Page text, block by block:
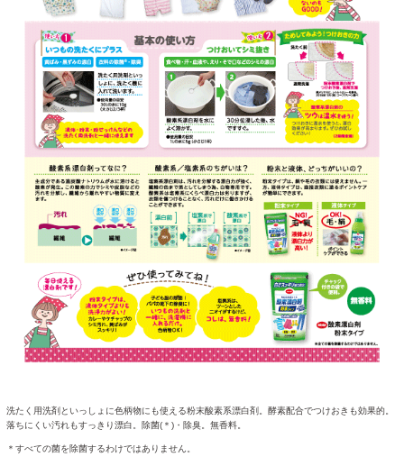
洗たく用洗剤といっしょに色柄物にも使える粉末酸素系漂白剤。酵素配合でつけおきも効果的。
落ちにくい汚れもすっきり漂白。除菌(＊)・除臭。無香料。
＊すべての菌を除菌するわけではありません。